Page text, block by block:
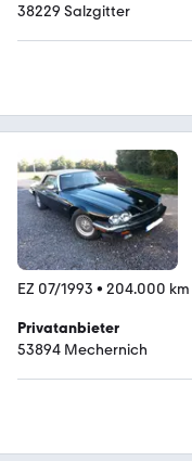
38229 Salzgitter
EZ 07/1993 • 204.000 km
Privatanbieter
53894 Mechernich